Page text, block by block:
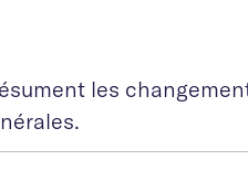
les